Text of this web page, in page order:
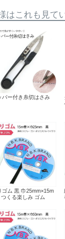
はこれも見て
パー付き糸切はさみ
ゴム 黒 巾25mm×15m
つくる楽しみ ゴム